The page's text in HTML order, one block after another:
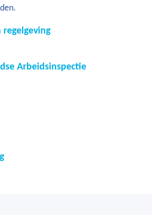
Arbeidsinspectie